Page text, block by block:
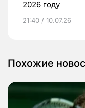
2026 году
21:40 / 10.07.26
Похожие